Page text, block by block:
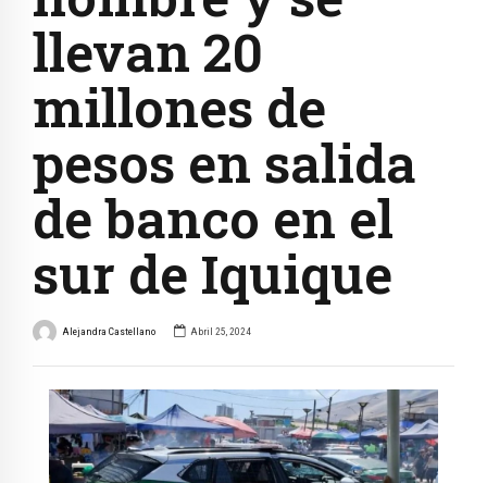
llevan 20
millones de
pesos en salida
de banco en el
sur de Iquique
Alejandra Castellano Abril 25, 2024